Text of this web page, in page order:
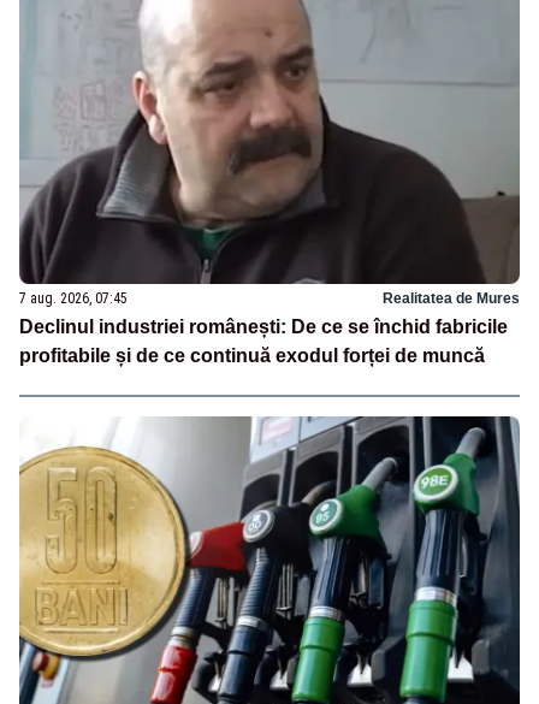
7 aug. 2026, 07:45 Realitatea de Mures
Declinul industriei românești: De ce se închid fabricile
profitabile și de ce continuă exodul forței de muncă